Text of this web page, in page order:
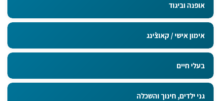
אופנה וביגוד
אימון אישי / קאוצ`ינג
בעלי חיים
גני ילדים, חינוך והשכלה